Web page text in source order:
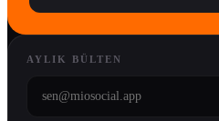
AYLIK BÜLTEN